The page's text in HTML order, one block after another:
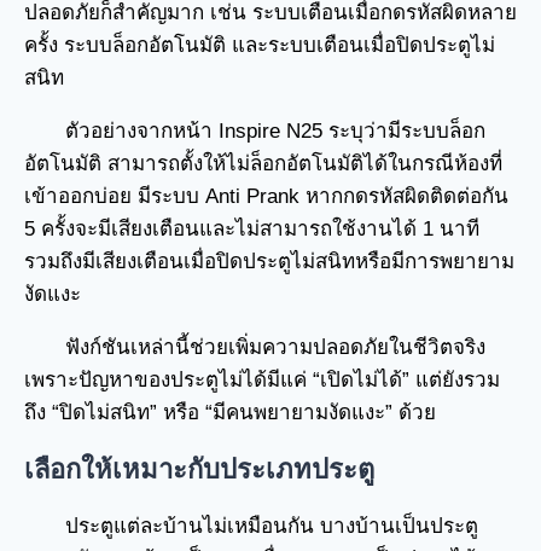
ปลอดภัยก็สำคัญมาก เช่น ระบบเตือนเมื่อกดรหัสผิดหลาย
ครั้ง ระบบล็อกอัตโนมัติ และระบบเตือนเมื่อปิดประตูไม่
สนิท
ตัวอย่างจากหน้า Inspire N25 ระบุว่ามีระบบล็อก
อัตโนมัติ สามารถตั้งให้ไม่ล็อกอัตโนมัติได้ในกรณีห้องที่
เข้าออกบ่อย มีระบบ Anti Prank หากกดรหัสผิดติดต่อกัน
5 ครั้งจะมีเสียงเตือนและไม่สามารถใช้งานได้ 1 นาที
รวมถึงมีเสียงเตือนเมื่อปิดประตูไม่สนิทหรือมีการพยายาม
งัดแงะ
ฟังก์ชันเหล่านี้ช่วยเพิ่มความปลอดภัยในชีวิตจริง
เพราะปัญหาของประตูไม่ได้มีแค่ “เปิดไม่ได้” แต่ยังรวม
ถึง “ปิดไม่สนิท” หรือ “มีคนพยายามงัดแงะ” ด้วย
เลือกให้เหมาะกับประเภทประตู
ประตูแต่ละบ้านไม่เหมือนกัน บางบ้านเป็นประตู